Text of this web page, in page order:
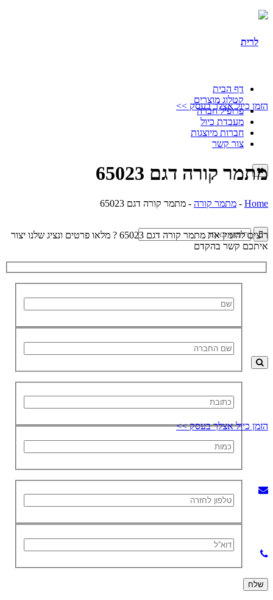
כיול אצלך בעסק >>
כיול אצלך בעסק >>
דף הבית
קטלוג מוצרים
פרופיל חברה
מעבדת כיול
חברות מיוצגות
צור קשר
קורה דגם 65023
- מתמר קורה- מתמר קורה דגם 65023
להזמין את מתמר קורה דגם 65023 ?
מלאו פרטים ונציג שלנו יצור
קשר בהקדם